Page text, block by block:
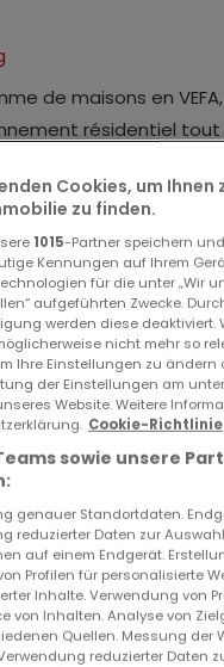
de maisons en
résidentiel
2
Cookies, um
zu finden.
1015-Partner speichern
Kennungen auf Ihrem
für die unter „Wir
aufgeführten Zwecke.
werden diese
nicht mehr so
Ihre Einstellungen zu ändern
der Einstellungen am
Website. Weitere
Cookie-Richtlinie
sowie unsere
genauer Standortdaten.
reduzierter Daten zur
auf einem Endgerät.
Profilen für personalisierte
Inhalte. Verwendung von
von Inhalten. Analyse von
Quellen. Messung der
reduzierter Daten